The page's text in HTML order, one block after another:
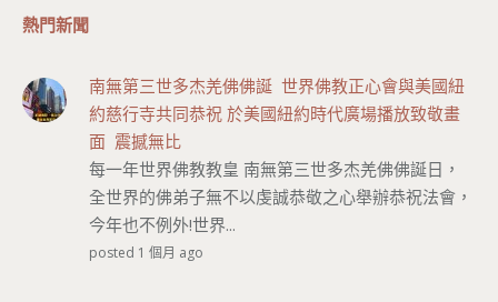
熱門新聞
南無第三世多杰羌佛佛誕 世界佛教正心會與美國紐
約慈行寺共同恭祝 於美國紐約時代廣場播放致敬畫
面 震撼無比
每一年世界佛教教皇 南無第三世多杰羌佛佛誕日，
全世界的佛弟子無不以虔誠恭敬之心舉辦恭祝法會，
今年也不例外!世界...
posted 1 個月 ago